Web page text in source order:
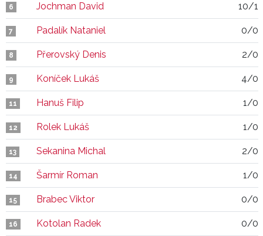
6 Jochman David 10/1
7 Padalík Nataniel 0/0
8 Přerovský Denis 2/0
9 Koníček Lukáš 4/0
11 Hanuš Filip 1/0
12 Rolek Lukáš 1/0
13 Sekanina Michal 2/0
14 Šarmír Roman 1/0
15 Brabec Viktor 0/0
16 Kotolan Radek 0/0